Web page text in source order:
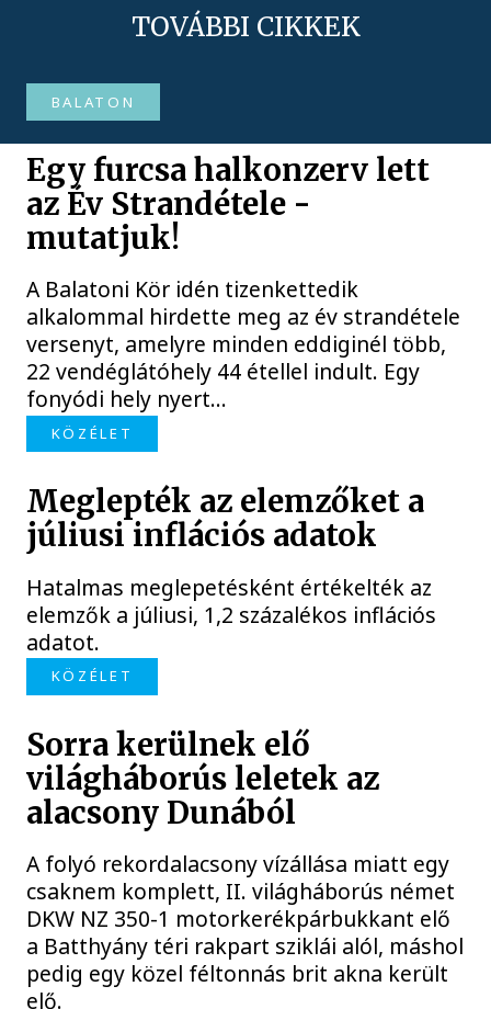
TOVÁBBI CIKKEK
BALATON
Egy furcsa halkonzerv lett
az Év Strandétele -
mutatjuk!
A Balatoni Kör idén tizenkettedik
alkalommal hirdette meg az év strandétele
versenyt, amelyre minden eddiginél több,
22 vendéglátóhely 44 étellel indult. Egy
fonyódi hely nyert...
KÖZÉLET
Meglepték az elemzőket a
júliusi inflációs adatok
Hatalmas meglepetésként értékelték az
elemzők a júliusi, 1,2 százalékos inflációs
adatot.
KÖZÉLET
Sorra kerülnek elő
világháborús leletek az
alacsony Dunából
A folyó rekordalacsony vízállása miatt egy
csaknem komplett, II. világháborús német
DKW NZ 350-1 motorkerékpárbukkant elő
a Batthyány téri rakpart sziklái alól, máshol
pedig egy közel féltonnás brit akna került
elő.